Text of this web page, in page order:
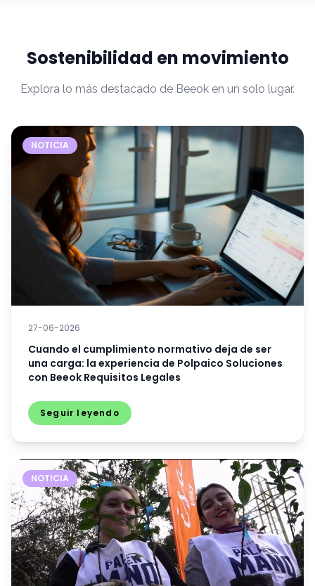
Sostenibilidad en movimiento
Explora lo más destacado de Beeok en un solo lugar.
NOTICIA
27-06-2026
Cuando el cumplimiento normativo deja de ser
una carga: la experiencia de Polpaico Soluciones
con Beeok Requisitos Legales
Seguir leyendo
NOTICIA